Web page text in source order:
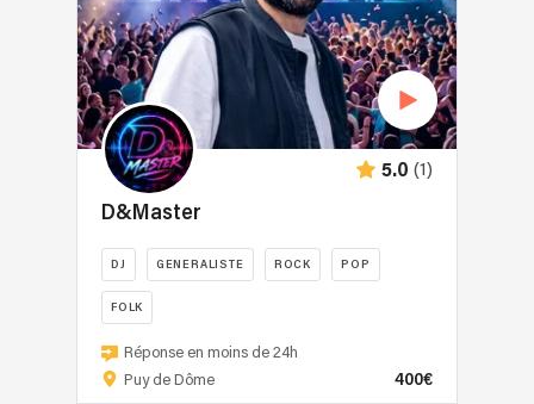
est
validé
aux
quatre
coins
de
la
de
Paris
en
passant
5.0 (1)
D&Master
DJ GENERALISTE ROCK POP
FOLK
Depuis
plus
Réponse en moins de 24h
Puy de Dôme
400€